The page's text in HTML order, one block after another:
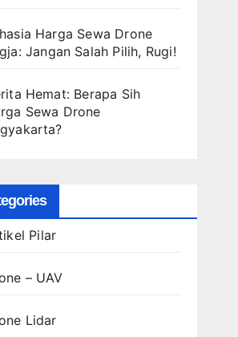
Harga Sewa Drone
Jangan Salah Pilih, Rugi!
Hemat: Berapa Sih
Sewa Drone
Pilar
– UAV
Lidar